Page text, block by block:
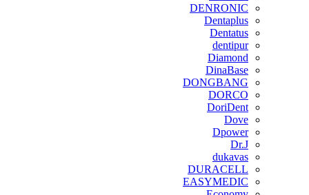
DENRONIC
Dentaplus
Dentatus
dentipur
‌Diamond
DinaBase
DONGBANG
DORCO
DoriDent
Dove
Dpower
Dr.J
dukavas
DURACELL
EASYMEDIC